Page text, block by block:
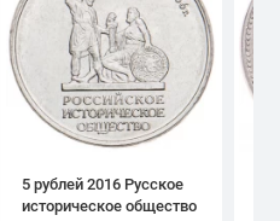
5 рублей 2016 Русское
историческое общество